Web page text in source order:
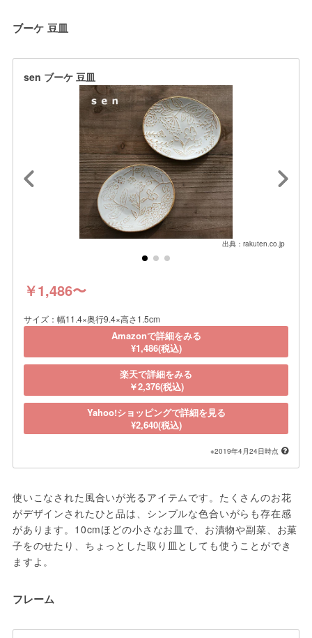
ブーケ 豆皿
sen ブーケ 豆皿
出典：rakuten.co.jp
￥1,486〜
サイズ：幅11.4×奥行9.4×高さ1.5cm
Amazonで詳細をみる
¥1,486(税込)
楽天で詳細をみる
￥2,376(税込)
Yahoo!ショッピングで詳細を見る
¥2,640(税込)
※2019年4月24日時点
使いこなされた風合いが光るアイテムです。たくさんのお花
がデザインされたひと品は、シンプルな色合いがらも存在感
があります。10cmほどの小さなお皿で、お漬物や副菜、お菓
子をのせたり、ちょっとした取り皿としても使うことができ
ますよ。
フレーム